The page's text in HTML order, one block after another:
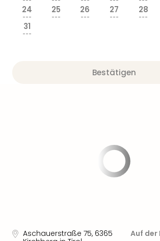
24
---
25
---
26
---
27
---
28
---
31
---
Bestätigen
Aschauerstraße 75, 6365
Auf der